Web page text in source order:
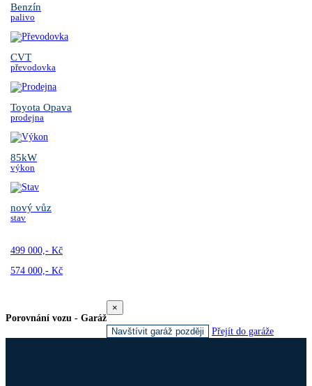
Benzín
palivo
CVT
převodovka
Toyota Opava
prodejna
85kW
výkon
nový vůz
stav
499 000,- Kč
574 000,- Kč
Porovnání vozu - Garáž
×
Navštívit garáž později Přejít do garáže